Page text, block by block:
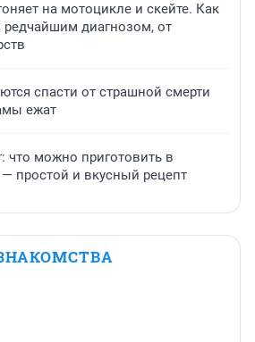
на мотоцикле и скейте. Как
редчайшим диагнозом, от
спасти от страшной смерти
ежат
что можно приготовить в
простой и вкусный рецепт